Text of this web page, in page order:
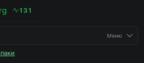
1 3 1
Меню